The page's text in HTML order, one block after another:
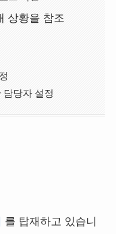
상황을 참조
담당자 설정
를 탑재하고 있습니